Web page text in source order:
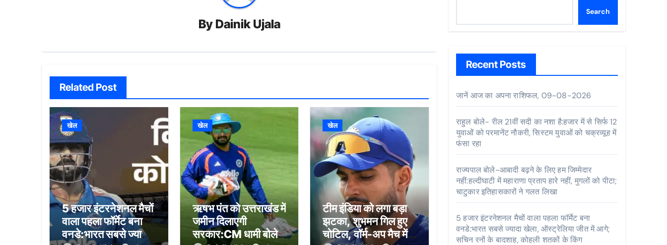
By Dainik Ujala
Related Post
खेल
5 हजार इंटरनेशनल मैचों
वाला पहला फॉर्मेट बना
वनडे:भारत सबसे ज्यादा
खेल
ऋषभ पंत को उत्तराखंड में
जमीन दिलाएगी
सरकार:CM धामी बोले-
खेल
टीम इंडिया को लगा बड़ा
झटका, शुभमन गिल हुए
चोटिल, वॉर्म-अप मैच में
Search
Recent Posts
जानें आज का अपना राशिफल, 09-08-2026
राहुल बोले- रील 21वीं सदी का नशा है:हजार में से सिर्फ 12
युवाओं को परमानेंट नौकरी, सिस्टम युवाओं को चक्रव्यूह में
फंसा रहा
राज्यपाल बोले-आबादी बढ़ने के लिए हम जिम्मेदार
नहीं:हल्दीघाटी में महाराणा प्रताप हारे नहीं, मुगलों को पीटा;
चाटुकार इतिहासकारों ने गलत लिखा
5 हजार इंटरनेशनल मैचों वाला पहला फॉर्मेट बना
वनडे:भारत सबसे ज्यादा खेला, ऑस्ट्रेलिया जीत में आगे;
सचिन रनों के बादशाह, कोहली शतकों के किंग